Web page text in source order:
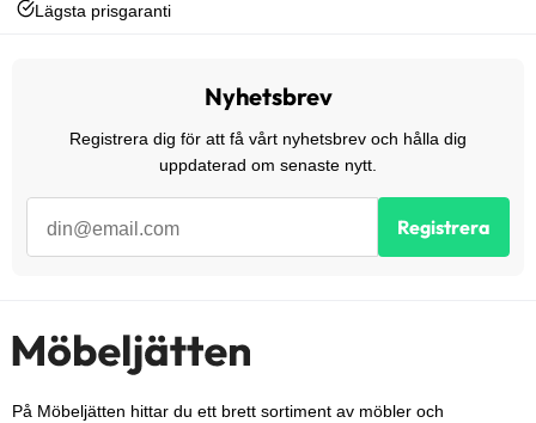
Lägsta prisgaranti
Nyhetsbrev
Registrera dig för att få vårt nyhetsbrev och hålla dig
uppdaterad om senaste nytt.
Registrera
På Möbeljätten hittar du ett brett sortiment av möbler och